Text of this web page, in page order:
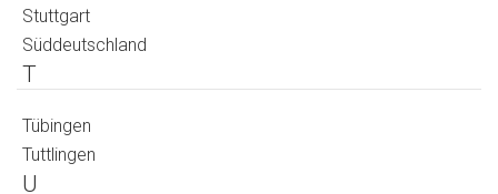
Stuttgart
Süddeutschland
T
Tübingen
Tuttlingen
U